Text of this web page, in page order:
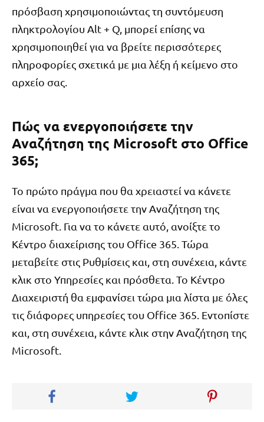
πρόσβαση χρησιμοποιώντας τη συντόμευση
πληκτρολογίου Alt + Q, μπορεί επίσης να
χρησιμοποιηθεί για να βρείτε περισσότερες
πληροφορίες σχετικά με μια λέξη ή κείμενο στο
αρχείο σας.
Πώς να ενεργοποιήσετε την
Αναζήτηση της Microsoft στο Office
365;
Το πρώτο πράγμα που θα χρειαστεί να κάνετε
είναι να ενεργοποιήσετε την Αναζήτηση της
Microsoft. Για να το κάνετε αυτό, ανοίξτε το
Κέντρο διαχείρισης του Office 365. Τώρα
μεταβείτε στις Ρυθμίσεις και, στη συνέχεια, κάντε
κλικ στο Υπηρεσίες και πρόσθετα. Το Κέντρο
Διαχειριστή θα εμφανίσει τώρα μια λίστα με όλες
τις διάφορες υπηρεσίες του Office 365. Εντοπίστε
και, στη συνέχεια, κάντε κλικ στην Αναζήτηση της
Microsoft.